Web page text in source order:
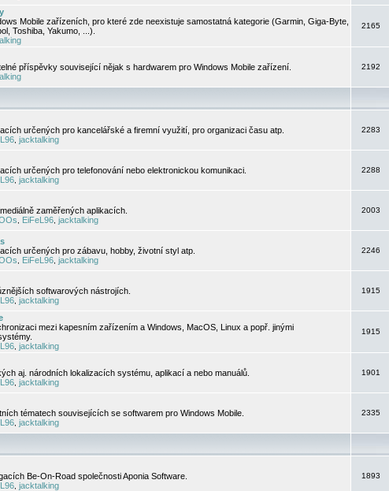
Mobile zařízeních, pro které zde neexistuje samostatná kategorie (Garmin, Giga-Byte,
Toshiba, Yakumo, ...).
2165
příspěvky související nějak s hardwarem pro Windows Mobile zařízení.
2192
určených pro kancelářské a firemní využití, pro organizaci času atp.
jacktalking
2283
určených pro telefonování nebo elektronickou komunikaci.
jacktalking
2288
zaměřených aplikacích.
EiFeL96 jacktalking
2003
určených pro zábavu, hobby, životní styl atp.
EiFeL96 jacktalking
2246
softwarových nástrojích.
jacktalking
1915
mezi kapesním zařízením a Windows, MacOS, Linux a popř. jinými
jacktalking
1915
aj. národních lokalizacích systému, aplikací a nebo manuálů.
jacktalking
1901
tématech souvisejících se softwarem pro Windows Mobile.
jacktalking
2335
Be-On-Road společnosti Aponia Software.
jacktalking
1893